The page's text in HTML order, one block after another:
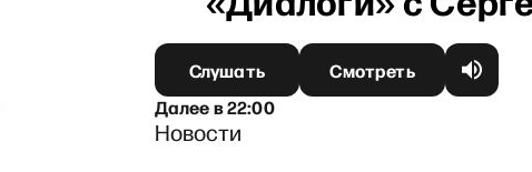
Слушать
Смотреть
Далеев22:00
Новости